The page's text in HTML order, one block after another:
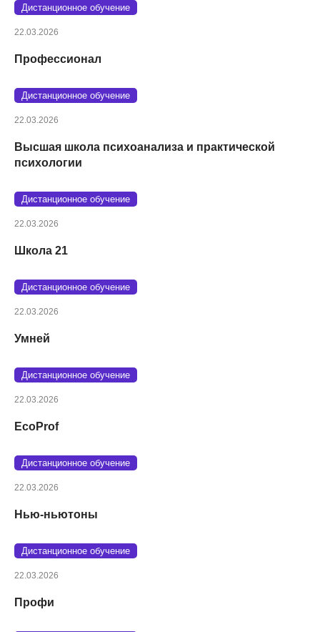
Дистанционное обучение
22.03.2026
Профессионал
Дистанционное обучение
22.03.2026
Высшая школа психоанализа и практической
психологии
Дистанционное обучение
22.03.2026
Школа 21
Дистанционное обучение
22.03.2026
Умней
Дистанционное обучение
22.03.2026
EcoProf
Дистанционное обучение
22.03.2026
Нью-ньютоны
Дистанционное обучение
22.03.2026
Профи